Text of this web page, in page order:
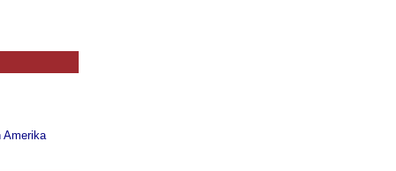
Amerika